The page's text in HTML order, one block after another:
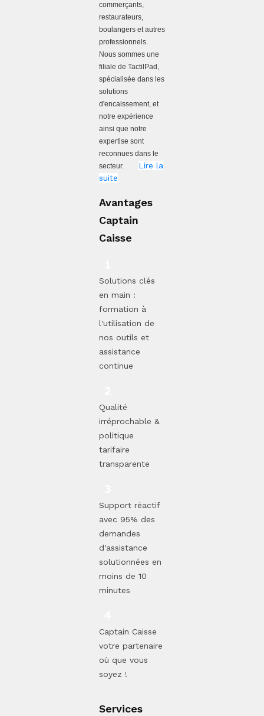
commerçants,
restaurateurs,
boulangers et autres
professionnels.
Nous sommes une
filiale de TactilPad,
spécialisée dans les
solutions
d'encaissement, et
notre expérience
ainsi que notre
expertise sont
reconnues dans le
secteur.
Lire la
suite
Avantages
Captain
Caisse
Solutions clés
en main :
formation à
l'utilisation de
nos outils et
assistance
continue
Qualité
irréprochable &
politique
tarifaire
transparente
Support réactif
avec 95% des
demandes
d'assistance
solutionnées en
moins de 10
minutes
Captain Caisse
votre partenaire
où que vous
soyez !
Services